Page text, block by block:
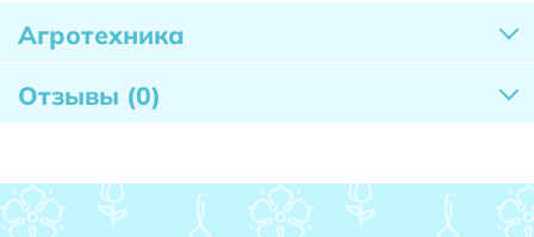
Агротехника
Отзывы (0)